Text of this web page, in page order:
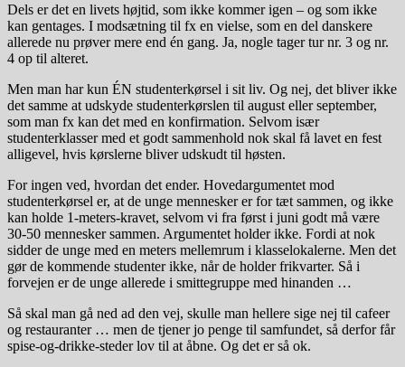
Dels er det en livets højtid, som ikke kommer igen – og som ikke
kan gentages. I modsætning til fx en vielse, som en del danskere
allerede nu prøver mere end én gang. Ja, nogle tager tur nr. 3 og nr.
4 op til alteret.
Men man har kun ÉN studenterkørsel i sit liv. Og nej, det bliver ikke
det samme at udskyde studenterkørslen til august eller september,
som man fx kan det med en konfirmation. Selvom især
studenterklasser med et godt sammenhold nok skal få lavet en fest
alligevel, hvis kørslerne bliver udskudt til høsten.
For ingen ved, hvordan det ender. Hovedargumentet mod
studenterkørsel er, at de unge mennesker er for tæt sammen, og ikke
kan holde 1-meters-kravet, selvom vi fra først i juni godt må være
30-50 mennesker sammen. Argumentet holder ikke. Fordi at nok
sidder de unge med en meters mellemrum i klasselokalerne. Men det
gør de kommende studenter ikke, når de holder frikvarter. Så i
forvejen er de unge allerede i smittegruppe med hinanden …
Så skal man gå ned ad den vej, skulle man hellere sige nej til cafeer
og restauranter … men de tjener jo penge til samfundet, så derfor får
spise-og-drikke-steder lov til at åbne. Og det er så ok.